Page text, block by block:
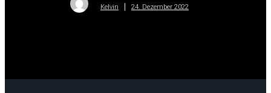
Kelvin 24. Dezember 2022